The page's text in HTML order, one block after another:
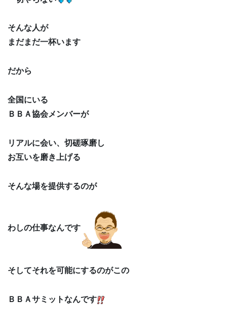
そんな人が
まだまだ一杯います
だから
全国にいる
ＢＢＡ協会メンバーが
リアルに会い、切磋琢磨し
お互いを磨き上げる
そんな場を提供するのが
わしの仕事なんです
そしてそれを可能にするのがこの
ＢＢＡサミットなんです